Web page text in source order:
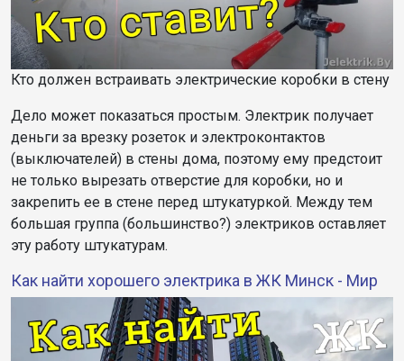
Кто должен встраивать электрические коробки в стену
Дело может показаться простым. Электрик получает
деньги за врезку розеток и электроконтактов
(выключателей) в стены дома, поэтому ему предстоит
не только вырезать отверстие для коробки, но и
закрепить ее в стене перед штукатуркой. Между тем
большая группа (большинство?) электриков оставляет
эту работу штукатурам.
Как найти хорошего электрика в ЖК Минск - Мир